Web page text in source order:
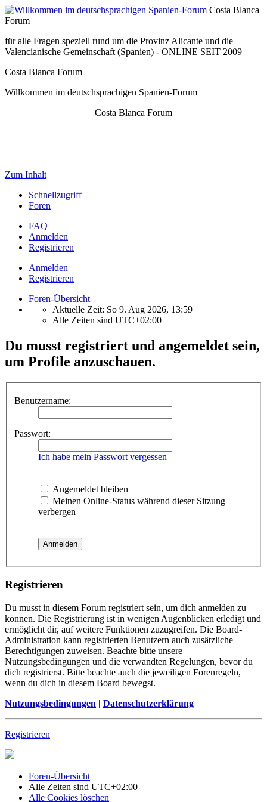
Costa Blanca
Forum
für alle Fragen speziell rund um die Provinz Alicante und die
Valencianische Gemeinschaft (Spanien) - ONLINE SEIT 2009
Costa Blanca Forum
Willkommen im deutschsprachigen Spanien-Forum
Costa Blanca Forum
Zum Inhalt
Schnellzugriff
Foren
FAQ
Anmelden
Registrieren
Anmelden
Registrieren
Foren-Übersicht
Aktuelle Zeit: So 9. Aug 2026, 13:59
Alle Zeiten sind UTC+02:00
Du musst registriert und angemeldet sein,
um Profile anzuschauen.
Benutzername:
Passwort:
Ich habe mein Passwort vergessen
Angemeldet bleiben
Meinen Online-Status während dieser Sitzung
verbergen
Registrieren
Du musst in diesem Forum registriert sein, um dich anmelden zu
können. Die Registrierung ist in wenigen Augenblicken erledigt und
ermöglicht dir, auf weitere Funktionen zuzugreifen. Die Board-
Administration kann registrierten Benutzern auch zusätzliche
Berechtigungen zuweisen. Beachte bitte unsere
Nutzungsbedingungen und die verwandten Regelungen, bevor du
dich registrierst. Bitte beachte auch die jeweiligen Forenregeln,
wenn du dich in diesem Board bewegst.
Nutzungsbedingungen | Datenschutzerklärung
Registrieren
Foren-Übersicht
Alle Zeiten sind UTC+02:00
Alle Cookies löschen